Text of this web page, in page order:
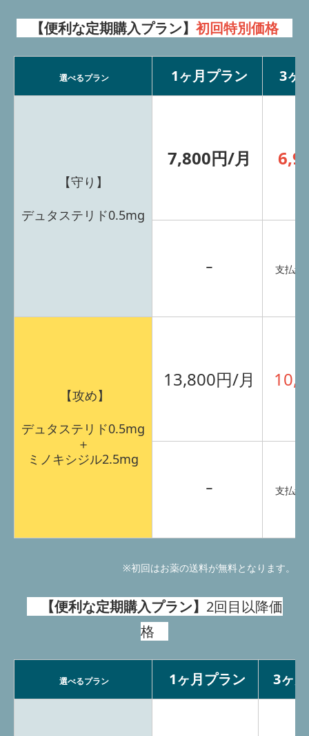
【便利な定期購入プラン】 初回特別価格
選べるプラン 1ヶ月プラン 3ヶ
【守り】
デュタステリド0.5mg
7,800円/月
ｰ 支払総
【攻め】
デュタステリド0.5mg
＋
ミノキシジル2.5mg
13,800円/月
ｰ 支払総
※初回はお薬の送料が無料となります。
【便利な定期購入プラン】 2回目以降価
格
選べるプラン 1ヶ月プラン 3ヶ